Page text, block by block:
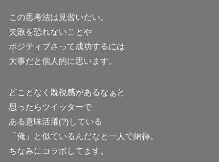
この思考法は見習いたい。
失敗を恐れないことや
ポジティブさって成功するには
大事だと個人的に思います。
どことなく既視感があるなぁと
思ったらツイッターで
ある意味活躍(?)している
「俺」と似ているんだなと一人で納得。
ちなみにコラボしてます。